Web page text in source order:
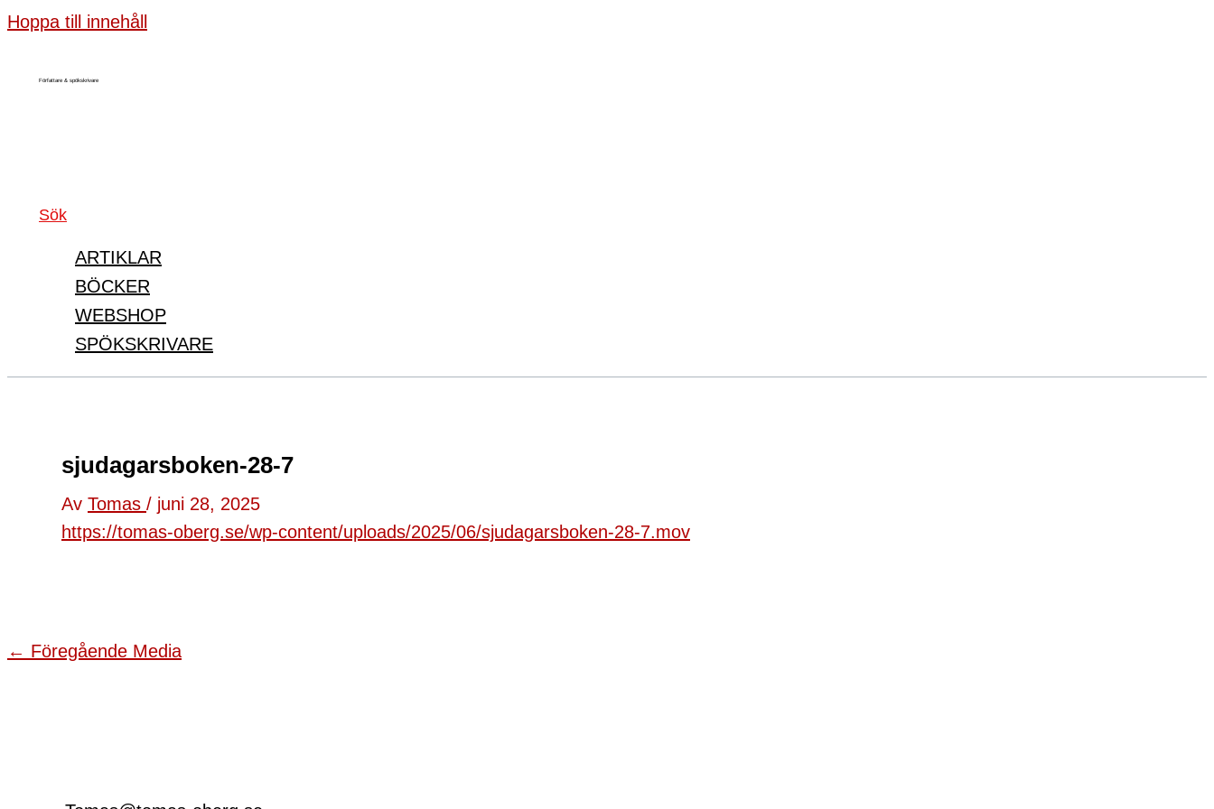
Hoppa till innehåll
Författare & spökskrivare
Sök
ARTIKLAR
BÖCKER
WEBSHOP
SPÖKSKRIVARE
sjudagarsboken-28-7
Av Tomas / juni 28, 2025
https://tomas-oberg.se/wp-content/uploads/2025/06/sjudagarsboken-28-7.mov
← Föregående Media